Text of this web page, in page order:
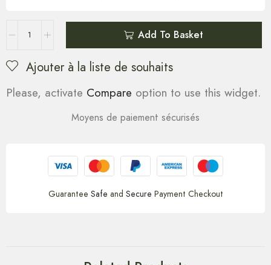
Add To Basket
Ajouter à la liste de souhaits
Please, activate Compare option to use this widget.
Moyens de paiement sécurisés
Guarantee Safe and Secure Payment Checkout